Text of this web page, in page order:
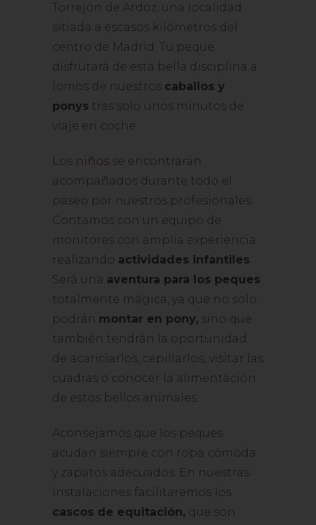
Torrejón de Ardoz, una localidad
sitiada a escasos kilómetros del
centro de Madrid. Tu peque
disfrutará de esta bella disciplina a
lomos de nuestros caballos y
ponys tras solo unos minutos de
viaje en coche.
Los niños se encontrarán
acompañados durante todo el
paseo por nuestros profesionales.
Contamos con un equipo de
monitores con amplia experiencia
realizando actividades infantiles
Será una aventura para los peques
totalmente mágica, ya que no solo
podrán montar en pony, sino que
también tendrán la oportunidad
de acariciarlos, cepillarlos, visitar las
cuadras o conocer la alimentación
de estos bellos animales.
Aconsejamos que los peques
acudan siempre con ropa cómoda
y zapatos adecuados. En nuestras
instalaciones facilitaremos los
cascos de equitación, que son